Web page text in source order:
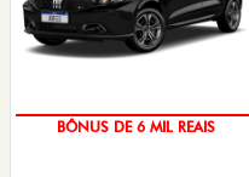
BÔNUS DE 6 MIL REAIS